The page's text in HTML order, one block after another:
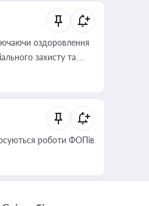
оздоровлення
захисту та
роботи ФОПів